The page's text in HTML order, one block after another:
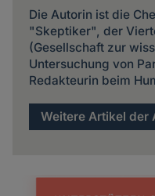
Die Autorin ist die
"Skeptiker", der
(Gesellschaft zur
Untersuchung von
Redakteurin beim
Weitere Artikel der